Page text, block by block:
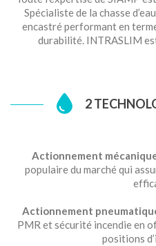
Spécialiste de la chasse
encastré performant en
durabilité. INTRASLIM
2
Actionnement
populaire du marché qui
Actionnement
PMR et sécurité incendie en
positions